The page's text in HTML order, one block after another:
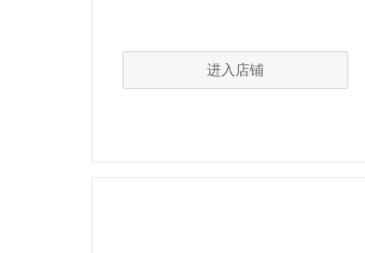
进入店铺